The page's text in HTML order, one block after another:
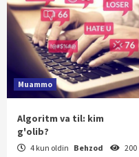
Muammo
Algoritm va til: kim
g'olib?
4 kun oldin Behzod 200